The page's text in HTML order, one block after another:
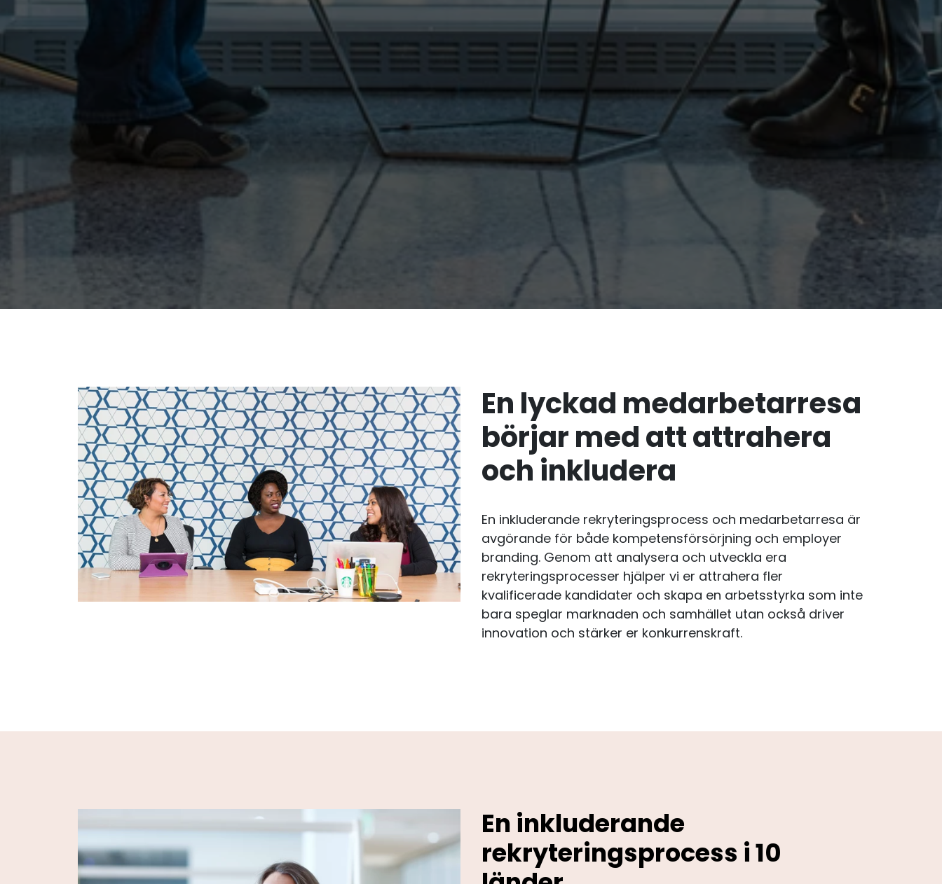
En lyckad medarbetarresa
börjar med att attrahera
och inkludera
En inkluderande rekryteringsprocess och medarbetarresa är
avgörande för både kompetensförsörjning och employer
branding. Genom att analysera och utveckla era
rekryteringsprocesser hjälper vi er attrahera fler
kvalificerade kandidater och skapa en arbetsstyrka som inte
bara speglar marknaden och samhället utan också driver
innovation och stärker er konkurrenskraft.
En inkluderande
rekryteringsprocess i 10